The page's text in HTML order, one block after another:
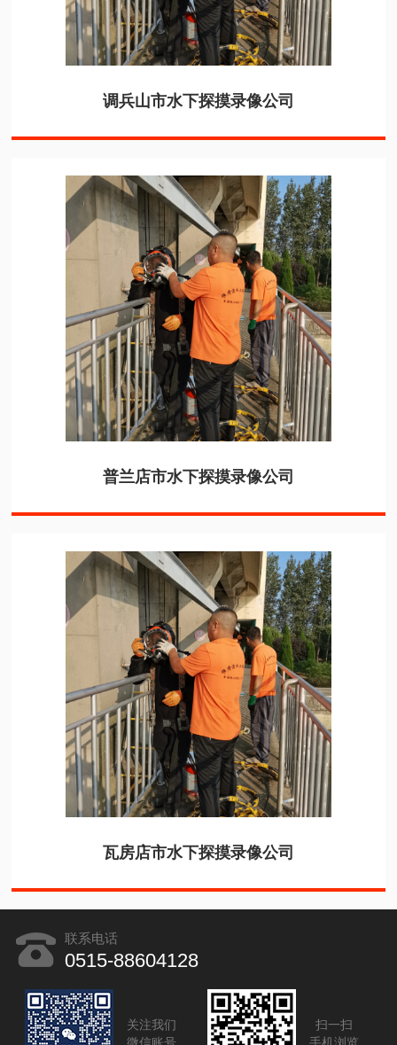
调兵山市水下探摸录像公司
普兰店市水下探摸录像公司
瓦房店市水下探摸录像公司
联系电话
0515-88604128
关注我们
扫一扫